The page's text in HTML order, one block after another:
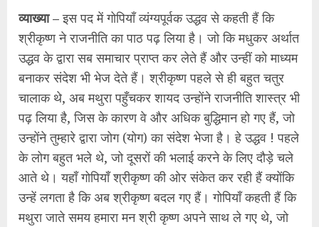
व्याख्या –इस पद में गोपियाँ व्यंग्यपूर्वक उद्धव से कहती हैं कि
श्रीकृष्ण ने राजनीति का पाठ पढ़ लिया है। जो कि मधुकर अर्थात
उद्धव के द्वारा सब समाचार प्राप्त कर लेते हैं और उन्हीं को माध्यम
बनाकर संदेश भी भेज देते हैं। श्रीकृष्ण पहले से ही बहुत चतुर
चालाक थे, अब मथुरा पहुँचकर शायद उन्होंने राजनीति शास्त्र भी
पढ़ लिया है, जिस के कारण वे और अधिक बुद्धिमान हो गए हैं, जो
उन्होंने तुम्हारे द्वारा जोग (योग) का संदेश भेजा है। हे उद्धव ! पहले
के लोग बहुत भले थे, जो दूसरों की भलाई करने के लिए दौड़े चले
आते थे। यहाँ गोपियाँ श्रीकृष्ण की ओर संकेत कर रही हैं क्योंकि
उन्हें लगता है कि अब श्रीकृष्ण बदल गए हैं। गोपियाँ कहती हैं कि
मथुरा जाते समय हमारा मन श्री कृष्ण अपने साथ ले गए थे, जो